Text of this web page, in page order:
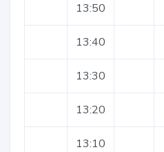
13:50
13:40
13:30
13:20
13:10